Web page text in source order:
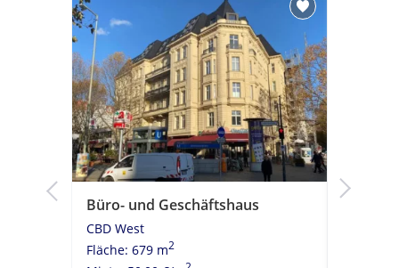
Büro- und Geschäftshaus
CBD West
Fläche: 679 m2